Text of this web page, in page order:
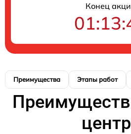
Конец
Преимущества Этапы работ